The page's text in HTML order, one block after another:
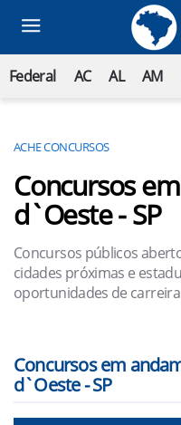
Federal AC AL AM
ACHE CONCURSOS
Concursos
d`Oeste - SP
Concursos públicos
cidades próximas e
oportunidades de
Concursos em
d`Oeste - SP